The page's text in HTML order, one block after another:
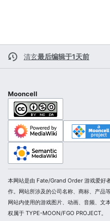
清玄最后编辑于1天前
Mooncell
本网站是由 Fate/Grand Order 游戏爱好
作。网站所涉及的公司名称、商标、产品
网站内使用的游戏图片、动画、音频、文
权属于 TYPE-MOON/FGO PROJECT。